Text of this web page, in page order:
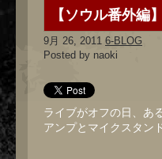
【ソウル番外
9月 26, 2011 6-BLOG
Posted by naoki
ライブがオフの日、あ
アンプとマイクスタン